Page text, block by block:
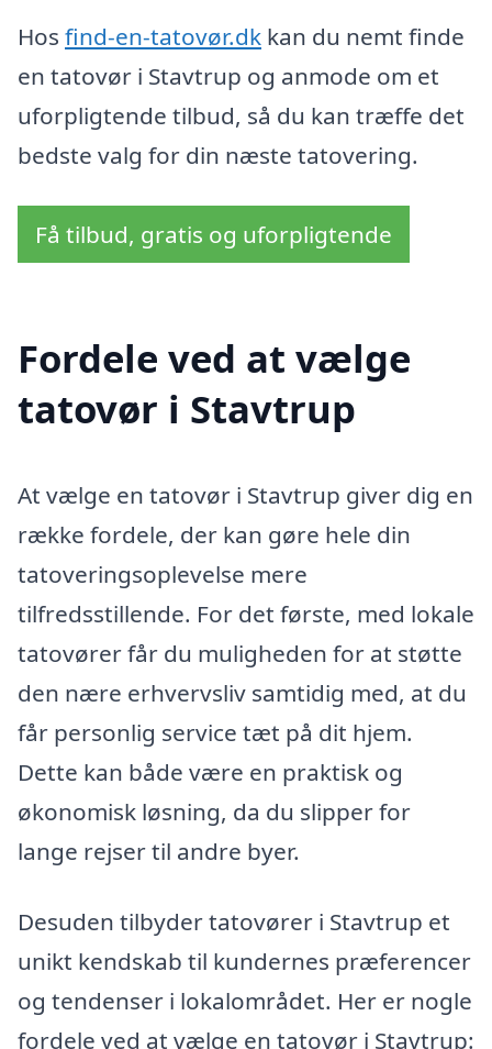
Hos find-en-tatovør.dk kan du nemt finde
en tatovør i Stavtrup og anmode om et
uforpligtende tilbud, så du kan træffe det
bedste valg for din næste tatovering.
Få tilbud, gratis og uforpligtende
Fordele ved at vælge
tatovør i Stavtrup
At vælge en tatovør i Stavtrup giver dig en
række fordele, der kan gøre hele din
tatoveringsoplevelse mere
tilfredsstillende. For det første, med lokale
tatovører får du muligheden for at støtte
den nære erhvervsliv samtidig med, at du
får personlig service tæt på dit hjem.
Dette kan både være en praktisk og
økonomisk løsning, da du slipper for
lange rejser til andre byer.
Desuden tilbyder tatovører i Stavtrup et
unikt kendskab til kundernes præferencer
og tendenser i lokalområdet. Her er nogle
fordele ved at vælge en tatovør i Stavtrup: